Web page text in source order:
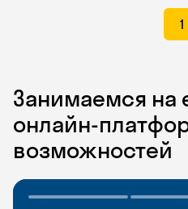
1
Занимаемся на
онлайн-
возможностей